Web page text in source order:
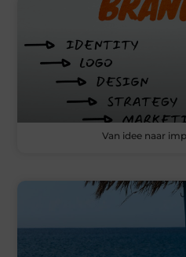
Van idee naar